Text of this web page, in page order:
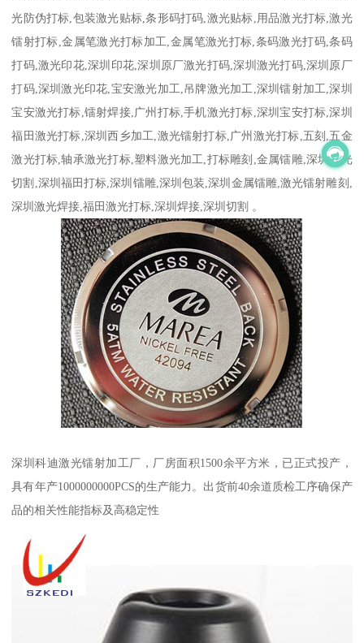
光防伪打标,包装激光贴标,条形码打码,激光贴标,用品激光打标,激光
镭射打标,金属笔激光打标加工,金属笔激光打标,条码激光打码,条码
打码,激光印花,深圳印花,深圳原厂激光打码,深圳激光打码,深圳原厂
打码,深圳激光印花,宝安激光加工,吊牌激光加工,深圳镭射加工,深圳
宝安激光打标,镭射焊接,广州打标,手机激光打标,深圳宝安打标,深圳
福田激光打标,深圳西乡加工,激光镭射打标,广州激光打标,五刻,五金
激光打标,轴承激光打标,塑料激光加工,打标雕刻,金属镭雕,深圳激光
切割,深圳福田打标,深圳镭雕,深圳包装,深圳金属镭雕,激光镭射雕刻,
深圳激光焊接,福田激光打标,深圳焊接,深圳切割 。
深圳科迪激光镭射加工厂，厂房面积1500余平方米，已正式投产，
具有年产1000000000PCS的生产能力。出货前40余道质检工序确保产
品的相关性能指标及高稳定性